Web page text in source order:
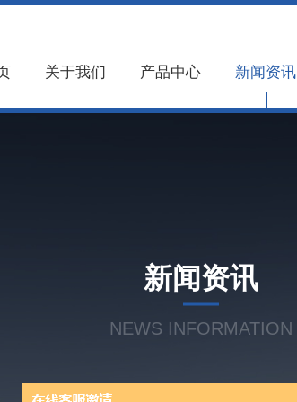
关于我们 产品中心 新闻资讯
新闻资讯
NEWS INFORMATION